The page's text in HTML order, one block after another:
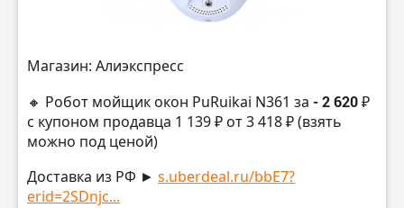
Магазин: Алиэкспресс
🔸 Робот мойщик окон PuRuikai N361 за - 2 620 ₽
с купоном продавца 1 139 ₽ от 3 418 ₽ (взять
можно под ценой)
Доставка из РФ ► s.uberdeal.ru/bbE7?
erid=2SDnjc...